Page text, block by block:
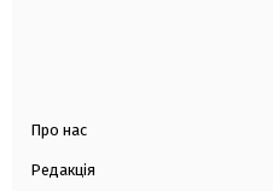
Про нас
Редакція